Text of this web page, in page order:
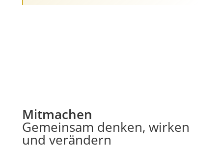
Mitmachen
Gemeinsam denken, wirken
und verändern